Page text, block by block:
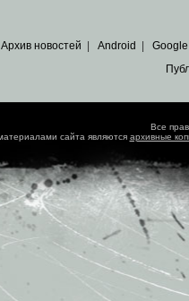
Архив новостей | Android | Google
Все
сайта являются архивные